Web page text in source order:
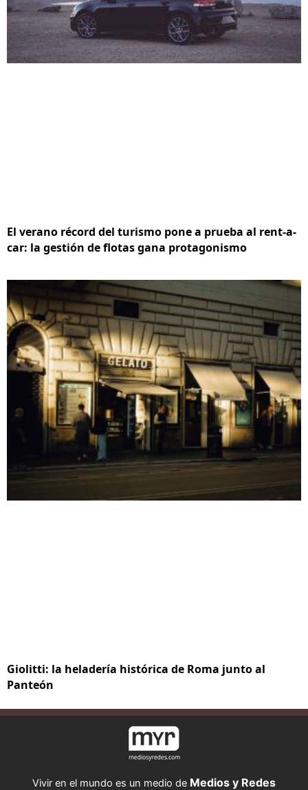
El verano récord del turismo pone a prueba al rent-a-
car: la gestión de flotas gana protagonismo
Giolitti: la heladería histórica de Roma junto al
Panteón
Vivir en el mundo es un medio de Medios y Redes